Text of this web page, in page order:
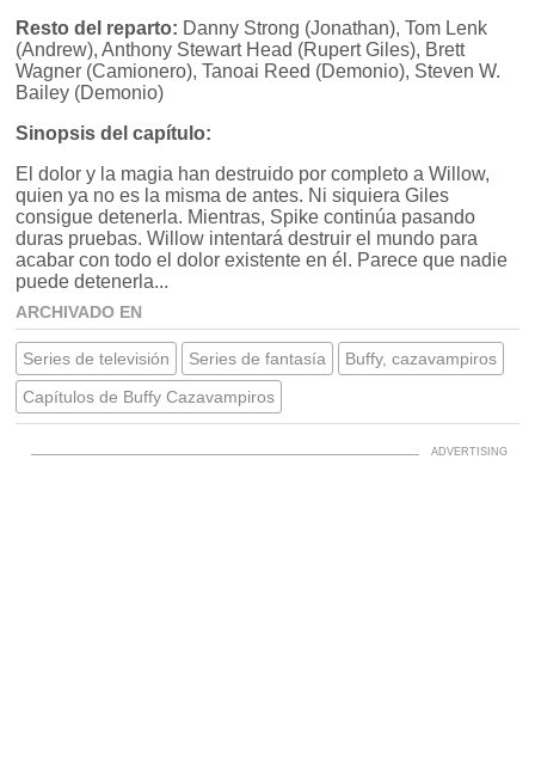
Resto del reparto: Danny Strong (Jonathan), Tom Lenk
(Andrew), Anthony Stewart Head (Rupert Giles), Brett
Wagner (Camionero), Tanoai Reed (Demonio), Steven W.
Bailey (Demonio)
Sinopsis del capítulo:
El dolor y la magia han destruido por completo a Willow,
quien ya no es la misma de antes. Ni siquiera Giles
consigue detenerla. Mientras, Spike continúa pasando
duras pruebas. Willow intentará destruir el mundo para
acabar con todo el dolor existente en él. Parece que nadie
puede detenerla...
ARCHIVADO EN
Series de televisión Series de fantasía
Buffy, cazavampiros
Capítulos de Buffy Cazavampiros